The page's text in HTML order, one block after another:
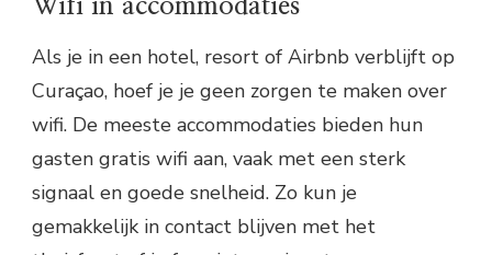
Wifi in accommodaties
Als je in een hotel, resort of Airbnb verblijft op
Curaçao, hoef je je geen zorgen te maken over
wifi. De meeste accommodaties bieden hun
gasten gratis wifi aan, vaak met een sterk
signaal en goede snelheid. Zo kun je
gemakkelijk in contact blijven met het